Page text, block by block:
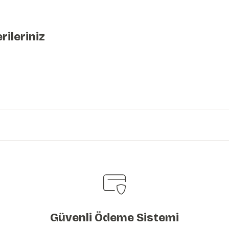
Güvenli Ödeme Sistemi